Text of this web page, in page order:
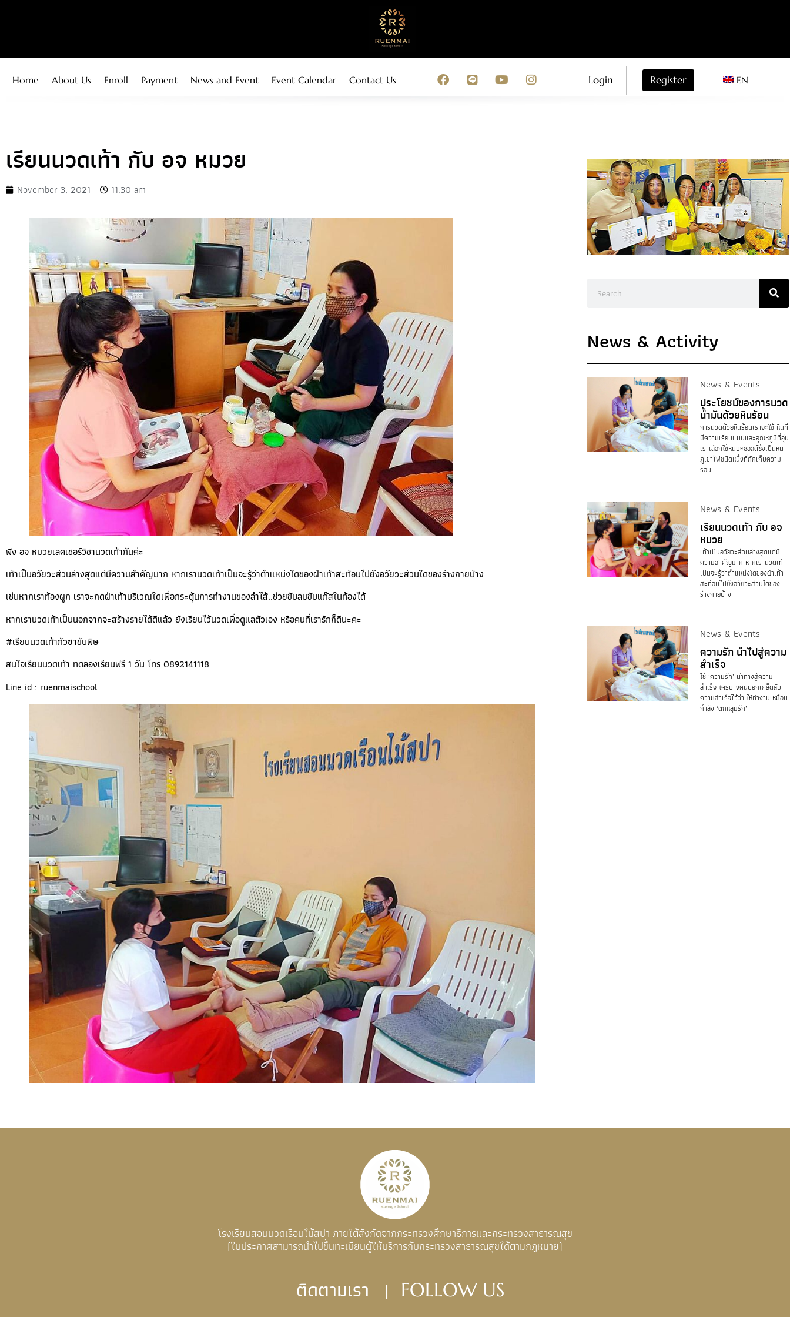
Home About Us Enroll Payment News and Event Event Calendar Contact Us Login Register EN
เรียนนวดเท้า กับ อจ หมวย
November 3, 2021 11:30 am
ฟัง อจ หมวยเลคเชอร์วิชานวดเท้ากันค่ะ
เท้าเป็นอวัยวะส่วนล่างสุดแต่มีความสำคัญมาก หากเรานวดเท้าเป็นจะรู้ว่าตำแหน่งใดของฝ่าเท้าสะท้อนไปยังอวัยวะส่วนใดของร่างกายบ้าง
เช่นหากเราท้องผูก เราจะกดฝ่าเท้าบริเวณใดเพื่อกระตุ้นการทำงานของลำไส้..ช่วยขับลมขับแก๊สในท้องได้
หากเรานวดเท้าเป็นนอกจากจะสร้างรายได้ดีแล้ว ยังเรียนไว้นวดเพื่อดูแลตัวเอง หรือคนที่เรารักก็ดีนะคะ
#เรียนนวดเท้ากัวซาขับพิษ
สนใจเรียนนวดเท้า ทดลองเรียนฟรี 1 วัน โทร 0892141118
Line id : ruenmaischool
News & Activity
News & Events
ประโยชน์ของการนวด
น้ำมันด้วยหินร้อน
การนวดด้วยหินร้อนเราจะใช้ หินที่
มีความเรียบแบนและอุณหภูมิที่อุ่น
เราเลือกใช้หินบะซอลต์ซึ่งเป็นหิน
ภูเขาไฟชนิดหนึ่งที่กักเก็บความ
ร้อน
News & Events
เรียนนวดเท้า กับ อจ
หมวย
เท้าเป็นอวัยวะส่วนล่างสุดแต่มี
ความสำคัญมาก หากเรานวดเท้า
เป็นจะรู้ว่าตำแหน่งใดของฝ่าเท้า
สะท้อนไปยังอวัยวะส่วนใดของ
ร่างกายบ้าง
News & Events
ความรัก นำไปสู่ความ
สำเร็จ
ใช้ ‘ความรัก’ นำทางสู่ความ
สำเร็จ ใครบางคนบอกเคล็ดลับ
ความสำเร็จไว้ว่า ให้ทำงานเหมือน
กำลัง ‘ตกหลุมรัก’
โรงเรียนสอนนวดเรือนไม้สปา ภายใต้สังกัดจากกระทรวงศึกษาธิการและกระทรวงสาธารณสุข
(ใบประกาศสามารถนำไปขึ้นทะเบียนผู้ให้บริการกับกระทรวงสาธารณสุขได้ตามกฏหมาย)
ติดตามเรา | FOLLOW US